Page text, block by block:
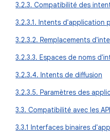
3.2.3. Compatibilité des
3.2.3.1. Intents d'application
3.2.3.2. Remplacements
3.2.3.3. Espaces de noms
3.2.3.4. Intents de diffusion
3.2.3.5. Paramètres des
3.3. Compatibilité avec les
3.3.1 Interfaces binaires